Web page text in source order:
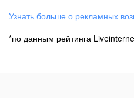
Узнать больше о рекламных
*по данным рейтинга